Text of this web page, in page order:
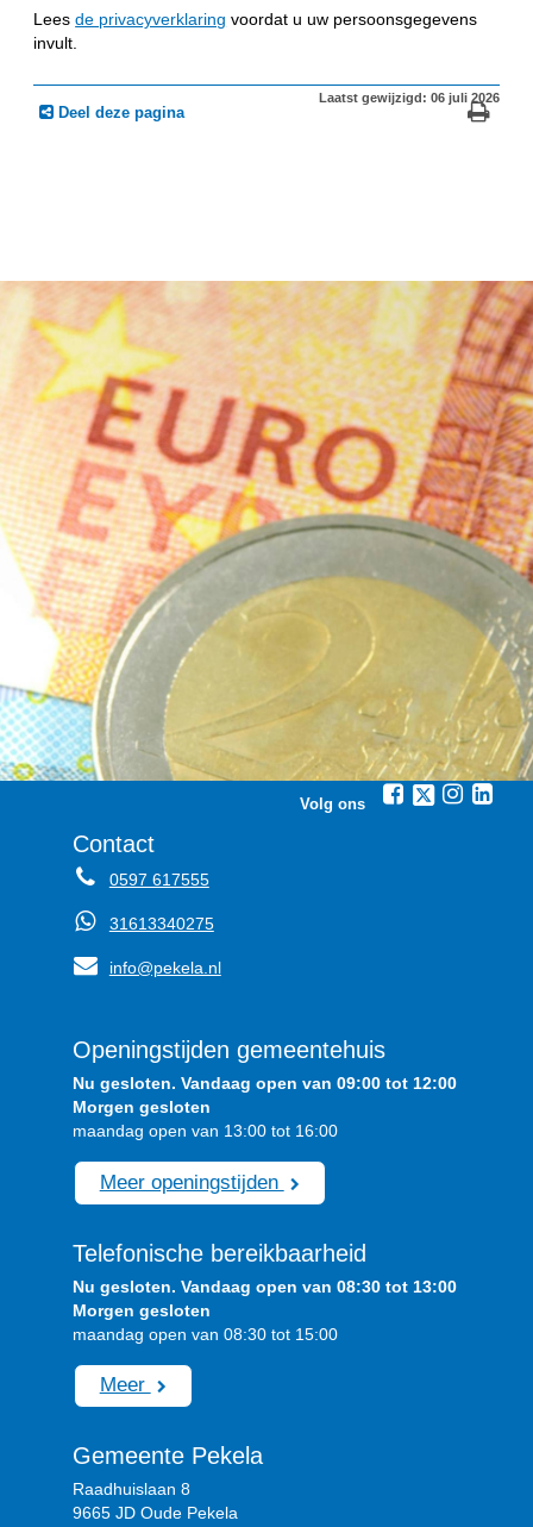
Leesde privacyverklaring voordat u uw persoonsgegevens
invult.
Deel deze pagina
Laatst gewijzigd: 06 juli 2026
Volg ons
Contact
0597 617555
31613340275
info@pekela.nl
Openingstijden gemeentehuis
Nu gesloten. Vandaag open van 09:00 tot 12:00
Morgen gesloten
maandag open van 13:00 tot 16:00
Meer openingstijden
Telefonische bereikbaarheid
Nu gesloten. Vandaag open van 08:30 tot 13:00
Morgen gesloten
maandag open van 08:30 tot 15:00
Meer
Gemeente Pekela
Raadhuislaan 8
9665 JD Oude Pekela